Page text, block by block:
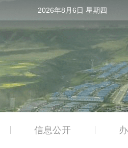
2026年8月6日 星期四
信息公开